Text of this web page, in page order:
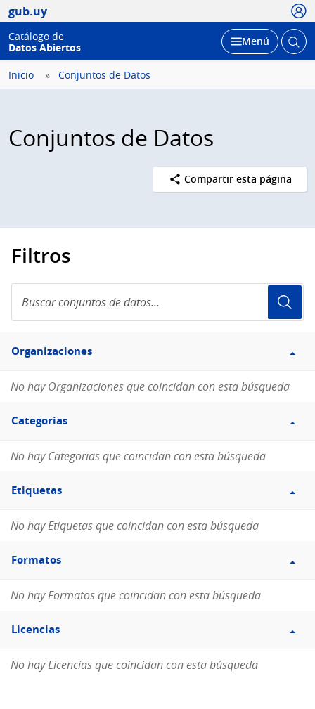
gub.uy
Catálogo de
Datos Abiertos
Desplegar
Menú Abrir
Inicio Conjuntos de Datos
Conjuntos de Datos
Compartir esta página
Filtros
conjuntos
de
Filtro
Organizaciones
Organizaciones
No hay Organizaciones que coincidan con esta búsqueda
Filtro
Categorias
Categorias
No hay Categorias que coincidan con esta búsqueda
Filtro
Etiquetas
Etiquetas
No hay Etiquetas que coincidan con esta búsqueda
Filtro
Formatos
Formatos
No hay Formatos que coincidan con esta búsqueda
Filtro
Licencias
Licencias
No hay Licencias que coincidan con esta búsqueda